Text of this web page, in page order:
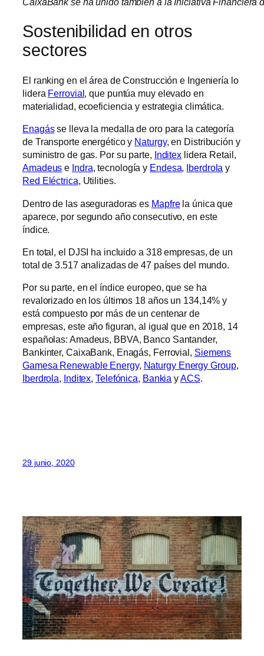
Sostenibilidad en otros
sectores
El ranking en el área de Construcción e Ingeniería lo
lidera Ferrovial, que puntúa muy elevado en
materialidad, ecoeficiencia y estrategia climática.
Enagásse lleva la medalla de oro para la categoría
de Transporte energético y Naturgy, en Distribución y
suministro de gas. Por su parte, Inditex lidera Retail,
Amadeus e Indra, tecnología y Endesa, Iberdrola y
Red Eléctrica, Utilities.
Dentro de las aseguradoras es Mapfrela única que
aparece, por segundo año consecutivo, en este
índice.
En total, el DJSI ha incluido a 318 empresas, de un
total de 3.517 analizadas de 47 países del mundo.
Por su parte, en el índice europeo, que se ha
revalorizado en los últimos 18 años un 134,14% y
está compuesto por más de un centenar de
empresas, este año figuran, al igual que en 2018, 14
españolas: Amadeus, BBVA, Banco Santander,
Bankinter, CaixaBank, Enagás, Ferrovial, Siemens
Gamesa Renewable Energy, Naturgy Energy Group,
Iberdrola, Inditex,Telefónica, Bankia yACS.
29 junio, 2020